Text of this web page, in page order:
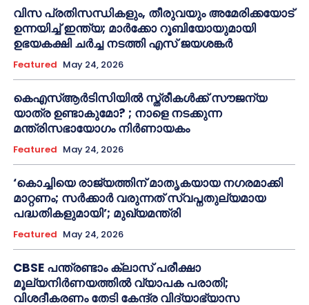
വിസ പ്രതിസന്ധികളും, തീരുവയും അമേരിക്കയോട്
ഉന്നയിച്ച് ഇന്ത്യ; മാർക്കോ റൂബിയോയുമായി
ഉഭയകക്ഷി ചർച്ച നടത്തി എസ് ജയശങ്കർ
Featured May 24, 2026
കെഎസ്ആർടിസിയിൽ സ്ത്രീകൾക്ക് സൗജന്യ
യാത്ര ഉണ്ടാകുമോ? ; നാളെ നടക്കുന്ന
മന്ത്രിസഭായോഗം നിർണായകം
Featured May 24, 2026
‘കൊച്ചിയെ രാജ്യത്തിന് മാതൃകയായ നഗരമാക്കി
മാറ്റണം; സർക്കാർ വരുന്നത് സ്വപ്നതുല്യമായ
പദ്ധതികളുമായി’; മുഖ്യമന്ത്രി
Featured May 24, 2026
CBSE പന്ത്രണ്ടാം ക്ലാസ് പരീക്ഷാ
മൂല്യനിർണയത്തിൽ വ്യാപക പരാതി;
വിശദീകരണം തേടി കേന്ദ്ര വിദ്യാഭ്യാസ